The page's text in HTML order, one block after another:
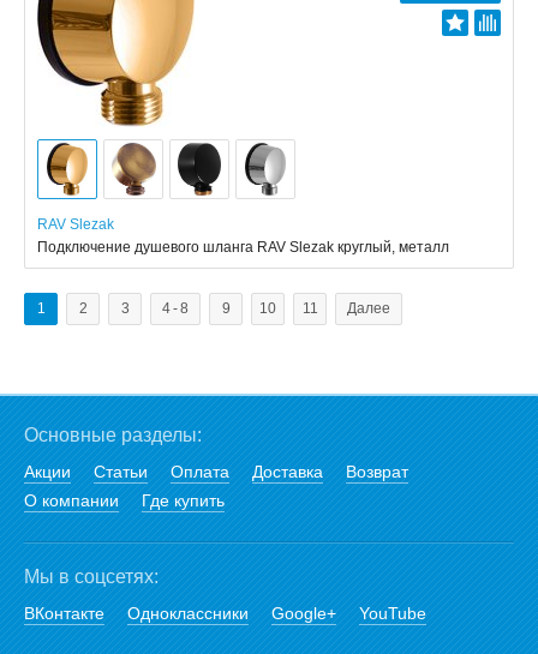
RAV Slezak
Подключение душевого шланга RAV Slezak круглый, металл
1 2 3 4 - 8 9 10 11 Далее
Основные разделы:
Акции Статьи Оплата Доставка
Возврат
О компании
Где купить
Мы в соцсетях:
ВКонтакте Одноклассники Google+ YouTube